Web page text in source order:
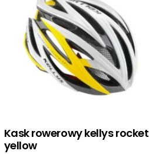
Kask rowerowy kellys rocket
yellow